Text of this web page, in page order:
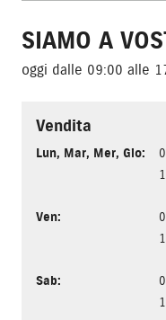
SIAMO A
oggi dalle 09:00 alle
Vendita
Lun, Mar, Mer, Gio:
Ven:
Sab: